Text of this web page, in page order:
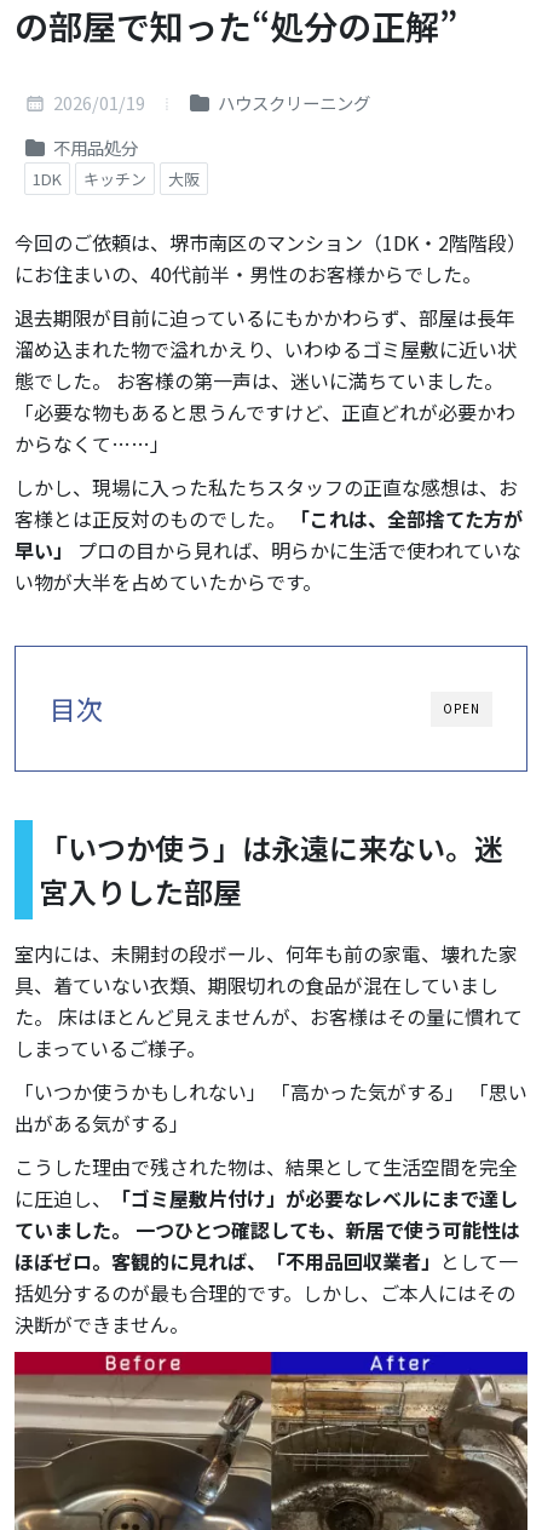
の部屋で知った“処分の正解”
2026/01/19
ハウスクリーニング
不用品処分
1DK キッチン 大阪
今回のご依頼は、堺市南区のマンション（1DK・2階階段）
にお住まいの、40代前半・男性のお客様からでした。
退去期限が目前に迫っているにもかかわらず、部屋は長年
溜め込まれた物で溢れかえり、いわゆるゴミ屋敷に近い状
態でした。 お客様の第一声は、迷いに満ちていました。
「必要な物もあると思うんですけど、正直どれが必要かわ
からなくて……」
しかし、現場に入った私たちスタッフの正直な感想は、お
客様とは正反対のものでした。
「これは、全部捨てた方が
早い」
プロの目から見れば、明らかに生活で使われていな
い物が大半を占めていたからです。
OPEN
目次
「いつか使う」は永遠に来ない。迷
宮入りした部屋
室内には、未開封の段ボール、何年も前の家電、壊れた家
具、着ていない衣類、期限切れの食品が混在していまし
た。 床はほとんど見えませんが、お客様はその量に慣れて
しまっているご様子。
「いつか使うかもしれない」 「高かった気がする」 「思い
出がある気がする」
こうした理由で残された物は、結果として生活空間を完全
に圧迫し、
「ゴミ屋敷片付け」が必要なレベルにまで達し
ていました。 一つひとつ確認しても、新居で使う可能性は
ほぼゼロ。客観的に見れば、「不用品回収業者」 として一
括処分するのが最も合理的です。しかし、ご本人にはその
決断ができません。